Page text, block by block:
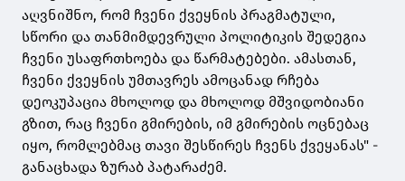
აღვნიშნო, რომ ჩვენი ქვეყნის პრაგმატული,
სწორი და თანმიმდევრული პოლიტიკის შედეგია
ჩვენი უსაფრთხოება და წარმატებები. ამასთან,
ჩვენი ქვეყნის უმთავრეს ამოცანად რჩება
დეოკუპაცია მხოლოდ და მხოლოდ მშვიდობიანი
გზით, რაც ჩვენი გმირების, იმ გმირების ოცნებაც
იყო, რომლებმაც თავი შესწირეს ჩვენს ქვეყანას" -
განაცხადა ზურაბ პატარაძემ.